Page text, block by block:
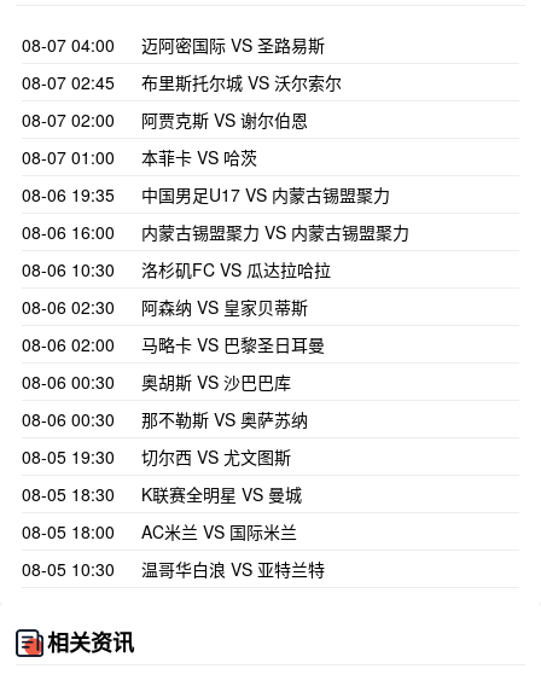
08-07 04:00
迈阿密国际 VS 圣路易斯
08-07 02:45
布里斯托尔城 VS 沃尔索尔
08-07 02:00
阿贾克斯 VS 谢尔伯恩
08-07 01:00
本菲卡 VS 哈茨
08-06 19:35
中国男足U17 VS 内蒙古锡盟聚力
08-06 16:00
内蒙古锡盟聚力 VS 内蒙古锡盟聚力
08-06 10:30
洛杉矶FC VS 瓜达拉哈拉
08-06 02:30
阿森纳 VS 皇家贝蒂斯
08-06 02:00
马略卡 VS 巴黎圣日耳曼
08-06 00:30
奥胡斯 VS 沙巴巴库
08-06 00:30
那不勒斯 VS 奥萨苏纳
08-05 19:30
切尔西 VS 尤文图斯
08-05 18:30
K联赛全明星 VS 曼城
08-05 18:00
AC米兰 VS 国际米兰
08-05 10:30
温哥华白浪 VS 亚特兰特
相关资讯